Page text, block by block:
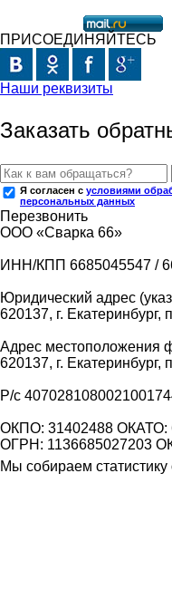
ПРИСОЕДИНЯЙТЕСЬ
Наши реквизиты
Заказать
Я согласен с условиями
персональных данных
Перезвонить
ООО «Сварка 66»
ИНН/КПП 6685045547 /
Юридический адрес
620137, г.
Адрес местоположения
620137, г.
Р/с
ОКПО: 31402488 ОКАТО:
ОГРН: 1136685027203
Мы собираем